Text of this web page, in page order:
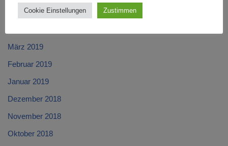
Mai 2019
März 2019
Februar 2019
Januar 2019
Dezember 2018
November 2018
Oktober 2018
Cookie Einstellungen Zustimmen